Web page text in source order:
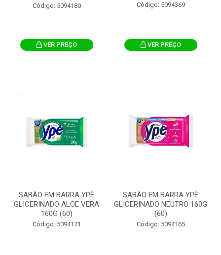
Código: 5094180
VER PREÇO
Código: 5094369
VER PREÇO
SABÃO EM BARRA YPÊ
GLICERINADO ALOE VERA
160G (60)
Código: 5094171
SABÃO EM BARRA YPÊ
GLICERINADO NEUTRO 160G
(60)
Código: 5094165